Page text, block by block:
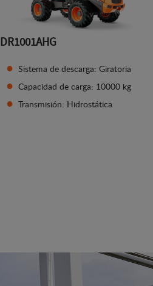
DR1001AHG
Sistema de descarga: Giratoria
Capacidad de carga: 10000 kg
Transmisión: Hidrostática